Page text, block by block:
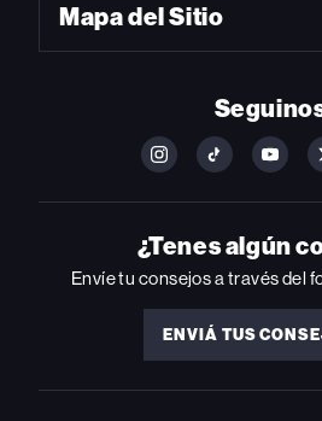
Mapa del Sitio
FOLLOW
ON
INSTAGRAM
FOLLOW
ON
YOUTUBE
ON
YOUTUBE
¿Tenes algún
Envíe tu consejos a través del
ENVIÁ TUS
ENVIÁ
CONSEJOS